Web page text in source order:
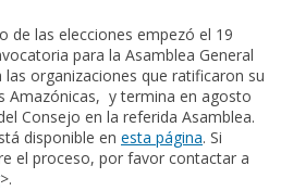
de las elecciones empezó el 19
para la Asamblea General
organizaciones que ratificaron su
Amazónicas, y termina en agosto
Consejo en la referida Asamblea.
disponible en esta página. Si
el proceso, por favor contactar a
>.